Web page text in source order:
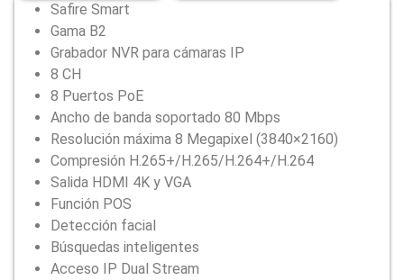
Safire Smart
Gama B2
Grabador NVR para cámaras IP
8 CH
8 Puertos PoE
Ancho de banda soportado 80 Mbps
Resolución máxima 8 Megapixel (3840×2160)
Compresión H.265+/H.265/H.264+/H.264
Salida HDMI 4K y VGA
Función POS
Detección facial
Búsquedas inteligentes
Acceso IP Dual Stream